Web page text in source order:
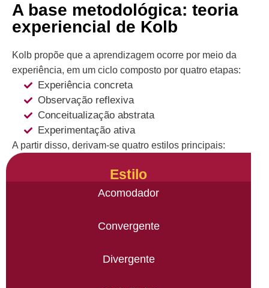
A base metodológica: teoria
experiencial de Kolb
Kolb propõe que a aprendizagem ocorre por meio da
experiência, em um ciclo composto por quatro etapas:
Experiência concreta
Observação reflexiva
Conceitualização abstrata
Experimentação ativa
A partir disso, derivam-se quatro estilos principais:
Estilo
Acomodador
Convergente
Divergente